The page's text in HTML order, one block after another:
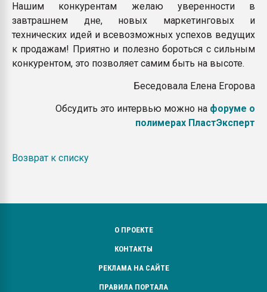
Нашим конкурентам желаю уверенности в
завтрашнем дне, новых маркетинговых и
технических идей и всевозможных успехов ведущих
к продажам! Приятно и полезно бороться с сильным
конкурентом, это позволяет самим быть на высоте.
Беседовала Елена Егорова
Обсудить это интервью можно на форуме о
полимерах ПластЭксперт
Возврат к списку
О ПРОЕКТЕ
КОНТАКТЫ
РЕКЛАМА НА САЙТЕ
ПРАВИЛА ПОРТАЛА